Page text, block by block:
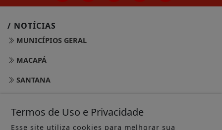
/ NOTÍCIAS
MUNICÍPIOS GERAL
MACAPÁ
SANTANA
Termos de Uso e Privacidade
Esse site utiliza cookies para melhorar sua